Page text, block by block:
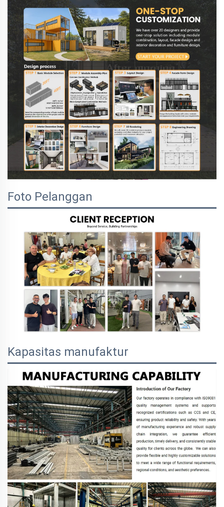
Foto Pelanggan
Kapasitas manufaktur